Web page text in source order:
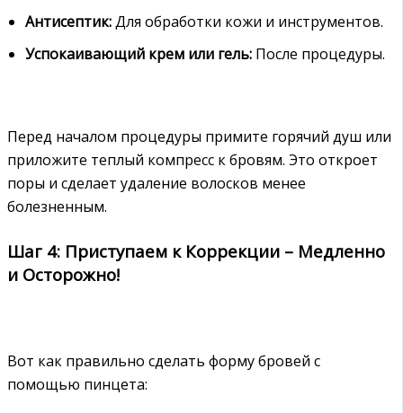
Антисептик:Для обработки кожи и инструментов.
Успокаивающий крем или гель: После процедуры.
Перед началом процедуры примите горячий душ или
приложите теплый компресс к бровям. Это откроет
поры и сделает удаление волосков менее
болезненным.
Шаг 4: Приступаем к Коррекции – Медленно
и Осторожно!
Вот как правильно сделать форму бровей с
помощью пинцета: